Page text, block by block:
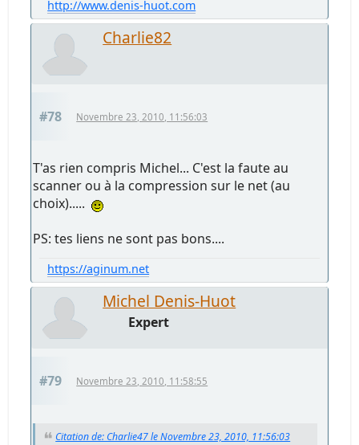
http://www.denis-huot.com
Charlie82
#78 Novembre 23, 2010, 11:56:03
T'as rien compris Michel... C'est la faute au
scanner ou à la compression sur le net (au
choix).....
PS: tes liens ne sont pas bons....
https://aginum.net
Michel Denis-Huot
Expert
#79 Novembre 23, 2010, 11:58:55
Citation de: Charlie47 le Novembre 23, 2010, 11:56:03